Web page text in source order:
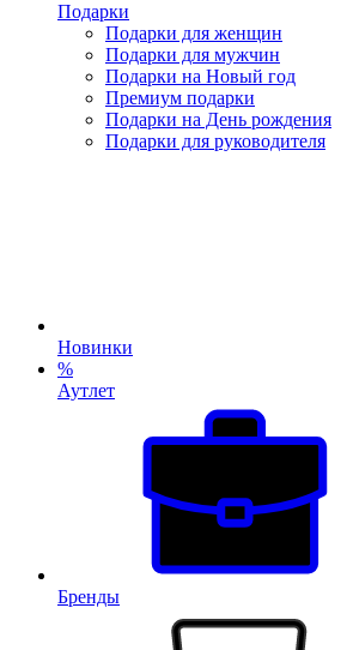
Подарки
Подарки для женщин
Подарки для мужчин
Подарки на Новый год
Премиум подарки
Подарки на День рождения
Подарки для руководителя
Новинки
%
Аутлет
Бренды